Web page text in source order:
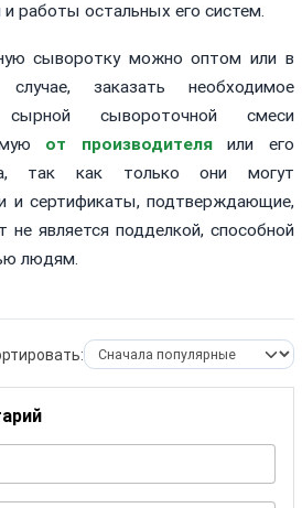
работы остальных его систем.
сыворотку можно оптом или в
заказать необходимое
сывороточной смеси
от производителяили его
так как только они могут
и сертификаты, подтверждающие,
не является подделкой, способной
людям.